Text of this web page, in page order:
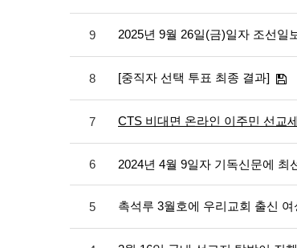
9 2025년 9월 26일(금)일자 조선일
8 [중직자 선택 투표 최종 결과]
7 CTS 비대면 온라인 이주민 선교
6 2024년 4월 9일자 기독신문에 최
5 촉석루 3월호에 우리교회 출신